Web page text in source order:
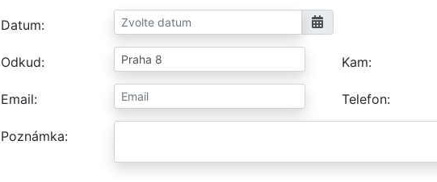
Datum
Odkud Kam
Email Telefon
Poznámka